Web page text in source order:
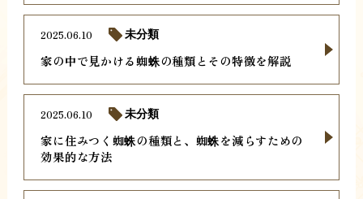
家の中で見かける蜘蛛の種類とその特徴を解説
2025.06.10 未分類
家に住みつく蜘蛛の種類と、蜘蛛を減らすための
効果的な方法
2025.06.10 未分類